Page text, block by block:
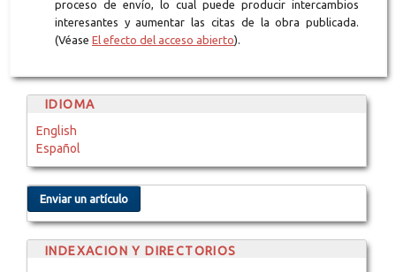
proceso de envío, lo cual puede producir intercambios
interesantes y aumentar las citas de la obra publicada.
(Véase El efecto del acceso abierto).
IDIOMA
English
Español
Enviar un artículo
INDEXACION Y DIRECTORIOS